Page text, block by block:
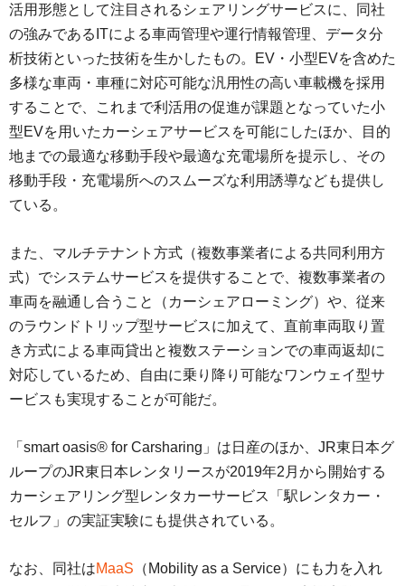
活用形態として注目されるシェアリングサービスに、同社
の強みであるITによる車両管理や運行情報管理、データ分
析技術といった技術を生かしたもの。EV・小型EVを含めた
多様な車両・車種に対応可能な汎用性の高い車載機を採用
することで、これまで利活用の促進が課題となっていた小
型EVを用いたカーシェアサービスを可能にしたほか、目的
地までの最適な移動手段や最適な充電場所を提示し、その
移動手段・充電場所へのスムーズな利用誘導なども提供し
ている。
また、マルチテナント方式（複数事業者による共同利用方
式）でシステムサービスを提供することで、複数事業者の
車両を融通し合うこと（カーシェアローミング）や、従来
のラウンドトリップ型サービスに加えて、直前車両取り置
き方式による車両貸出と複数ステーションでの車両返却に
対応しているため、自由に乗り降り可能なワンウェイ型サ
ービスも実現することが可能だ。
「smart oasis® for Carsharing」は日産のほか、JR東日本グ
ループのJR東日本レンタリースが2019年2月から開始する
カーシェアリング型レンタカーサービス「駅レンタカー・
セルフ」の実証実験にも提供されている。
なお、同社はMaaS （Mobility as a Service）にも力を入れ